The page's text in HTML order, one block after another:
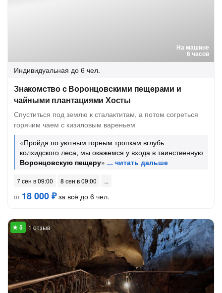
На машине
6 часов
Индивидуальная до 6 чел.
Знакомство с Воронцовскими пещерами и
чайными плантациями Хосты
Спуститься под землю к сталактитам, а потом согреться
горячим чаем с кизиловым вареньем
«Пройдя по уютным горным тропкам вглубь
колхидского леса, мы окажемся у входа в таинственную
Воронцовскую пещеру»
7 сен в 09:00
8 сен в 09:00
от 18 000 ₽за всё до 6 чел.
1 отзыв